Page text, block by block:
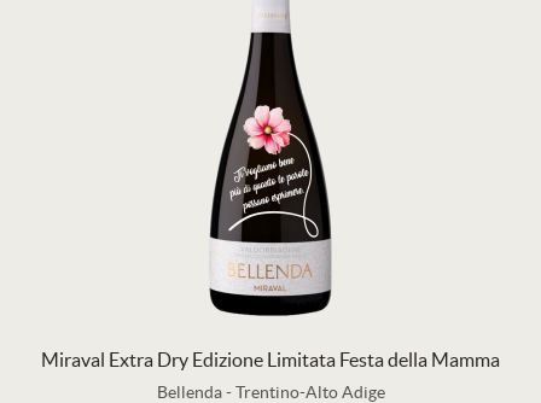
Miraval Extra Dry Edizione Limitata Festa della Mamma
Bellenda -Trentino-Alto Adige